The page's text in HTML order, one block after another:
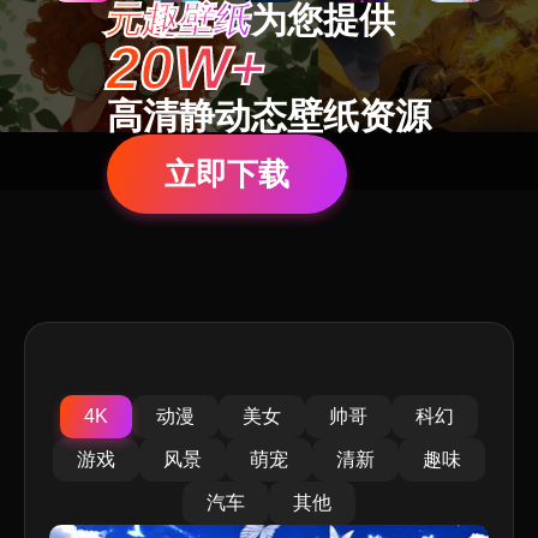
元趣壁纸为您提供
20W+
高清静动态壁纸资源
立即下载
4K 动漫 美女 帅哥 科幻
游戏 风景 萌宠 清新 趣味
汽车 其他